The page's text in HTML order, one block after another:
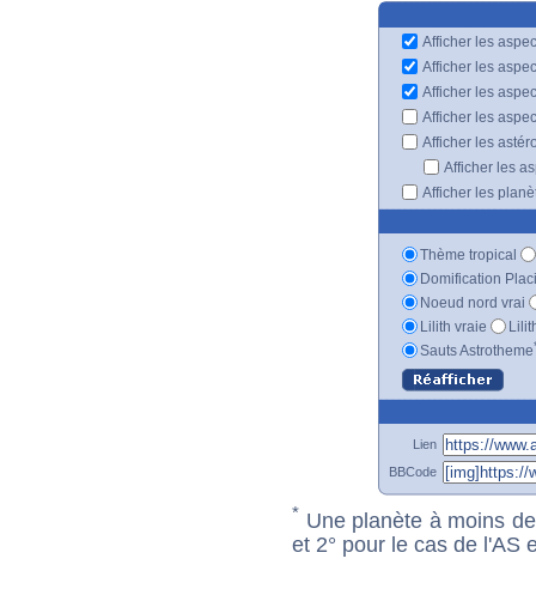
Afficher les
Afficher les
Afficher les
Afficher les
Afficher les
Afficher les
Afficher les
Thème tropical
Domification
Noeud nord vrai
Lilith vraie
Sauts Astrotheme
Lien
BBCode
* Une planète à moins
et 2° pour le cas de l'AS